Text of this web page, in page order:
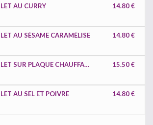
AU CURRY 14.80 €
AU SÉSAME CARAMÉLISE 14.80 €
308. POULET SUR PLAQUE CHAUFFANTE 15.50 €
AU SEL ET POIVRE 14.80 €